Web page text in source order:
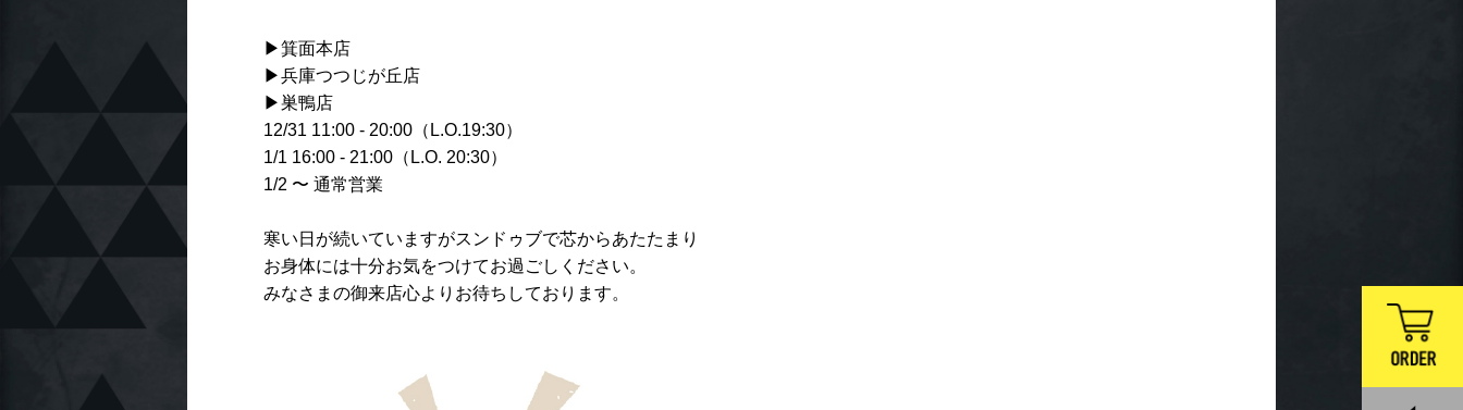
▶︎箕面本店
▶︎兵庫つつじが丘店
▶︎巣鴨店
12/31 11:00 - 20:00（L.O.19:30）
1/1 16:00 - 21:00（L.O. 20:30）
1/2 〜 通常営業
寒い日が続いていますがスンドゥブで芯からあたたまり
お身体には十分お気をつけてお過ごしください。
みなさまの御来店心よりお待ちしております。